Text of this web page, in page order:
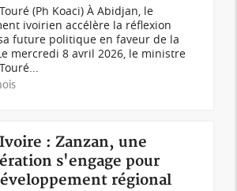
(Ph Koaci) À Abidjan, le
ivoirien accélère la réflexion
future politique en faveur de la
mercredi 8 avril 2026, le ministre
: Zanzan, une
s'engage pour
régional